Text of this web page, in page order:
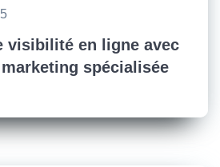
visibilité en ligne avec
spécialisée